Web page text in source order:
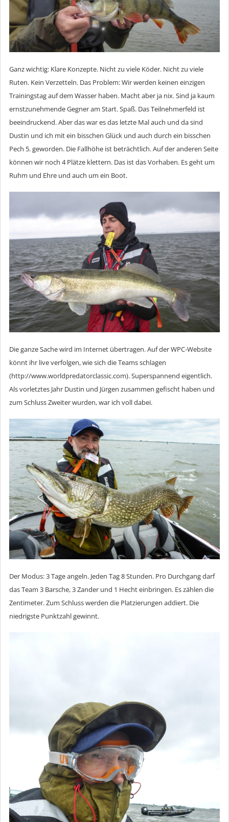
Ganz wichtig: Klare Konzepte. Nicht zu viele Köder. Nicht zu viele
Ruten. Kein Verzetteln. Das Problem: Wir werden keinen einzigen
Trainingstag auf dem Wasser haben. Macht aber ja nix. Sind ja kaum
ernstzunehmende Gegner am Start. Spaß. Das Teilnehmerfeld ist
beeindruckend. Aber das war es das letzte Mal auch und da sind
Dustin und ich mit ein bisschen Glück und auch durch ein bisschen
Pech 5. geworden. Die Fallhöhe ist beträchtlich. Auf der anderen Seite
können wir noch 4 Plätze klettern. Das ist das Vorhaben. Es geht um
Ruhm und Ehre und auch um ein Boot.
Die ganze Sache wird im Internet übertragen. Auf der WPC-Website
könnt ihr live verfolgen, wie sich die Teams schlagen
(http://www.worldpredatorclassic.com). Superspannend eigentlich.
Als vorletztes Jahr Dustin und Jürgen zusammen gefischt haben und
zum Schluss Zweiter wurden, war ich voll dabei.
Der Modus: 3 Tage angeln. Jeden Tag 8 Stunden. Pro Durchgang darf
das Team 3 Barsche, 3 Zander und 1 Hecht einbringen. Es zählen die
Zentimeter. Zum Schluss werden die Platzierungen addiert. Die
niedrigste Punktzahl gewinnt.